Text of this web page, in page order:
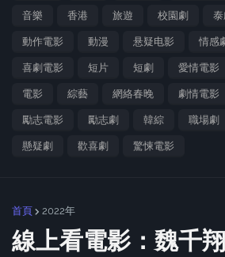
音樂 香港 旅遊 校園劇 泰
動作電影 動漫 悬疑电影 情感
喜劇電影 短片 短劇 愛情電影
電影 綜藝 網絡春晚 劇情電影
勵志電影 勵志劇 韓綜 職場劇
懸疑劇 歡喜劇 驚悚電影
首頁 2022年
線上看電影：魏千